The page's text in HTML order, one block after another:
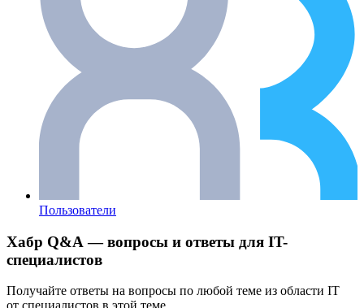
Пользователи
Хабр Q&A — вопросы и ответы для IT-
специалистов
Получайте ответы на вопросы по любой теме из области IT